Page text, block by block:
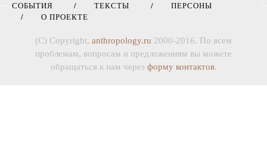
СОБЫТИЯ ТЕКСТЫ
ПЕРСОНЫ
О ПРОЕКТЕ
(C) Copyright, anthropology.ru 2000-2016. По всем
проблемам, вопросам и предложениям вы можете
обращаться к нам через форму контактов.